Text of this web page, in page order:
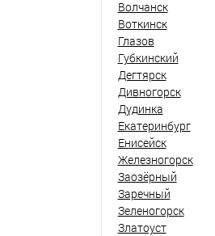
Волчанск
Воткинск
Глазов
Губкинский
Дегтярск
Дивногорск
Дудинка
Екатеринбург
Енисейск
Железногорск
Заозёрный
Заречный
Зеленогорск
Златоуст